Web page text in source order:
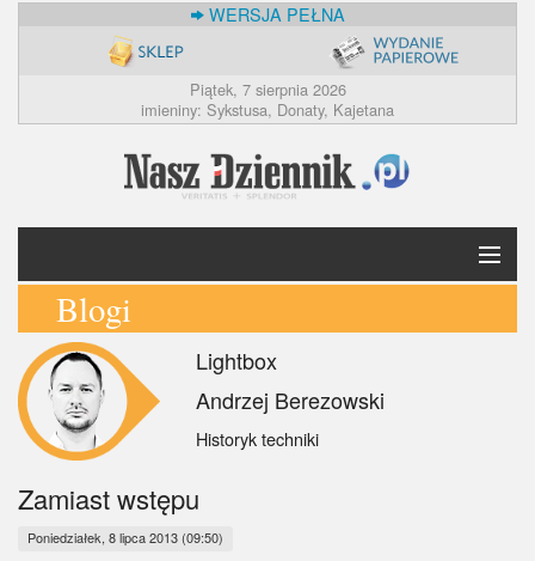
WERSJA PEŁNA
Piątek, 7 sierpnia 2026
imieniny: Sykstusa, Donaty, Kajetana
Krótko
Polska
Świat
Myśl
Blogi
Lightbox
Andrzej Berezowski
Historyk techniki
Zamiast wstępu
Poniedziałek, 8 lipca 2013 (09:50)